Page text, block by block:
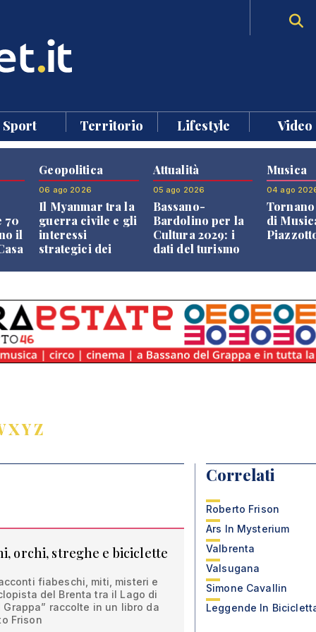
Sport Territorio Lifestyle Video
70
il
Geopolitica
06 ago 2026
Il Myanmar tra la
guerra civile e gli
interessi
strategici dei
Attualità
05 ago 2026
Bassano-
Bardolino per la
Cultura 2029: i
dati del turismo
Musica
04 ago
di
XYZ
orchi, streghe e biciclette
fiabeschi, miti, misteri e
del Brenta tra il Lago di
raccolte in un libro da
Frison
Correlati
Roberto Frison
Ars In Mysterium
Valbrenta
Valsugana
Simone Cavallin
Leggende In